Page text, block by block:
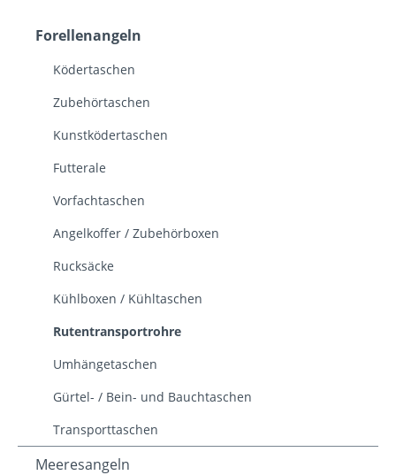
Forellenangeln
Ködertaschen
Zubehörtaschen
Kunstködertaschen
Futterale
Vorfachtaschen
Angelkoffer / Zubehörboxen
Rucksäcke
Kühlboxen / Kühltaschen
Rutentransportrohre
Umhängetaschen
Gürtel- / Bein- und Bauchtaschen
Transporttaschen
Meeresangeln